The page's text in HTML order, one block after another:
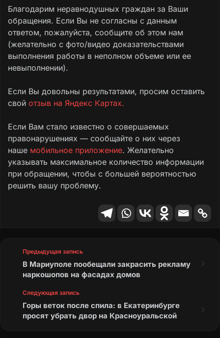
Благодарим неравнодушных граждан за Ваши
обращения. Если Вы не согласны с данным
ответом, пожалуйста, сообщите об этом нам
(желательно с фото/видео доказательствами
выполнения работы в неполном объеме или ее
невыполнении).
Если Вы довольны результатами, просим оставить
свой отзыв на Яндекс Картах.
Если Вам стало известно о совершаемых
правонарушениях — сообщайте о них через
наше мобильное приложение. Желательно
указывать максимальное количество информации
при обращении, чтобы с большей вероятностью
решить вашу проблему.
Предыдущая запись
В Мариуполе пообещали закрасить рекламу
наркошопов на фасадах домов
Следующая запись
Горы веток после спила: в Екатеринбурге
просят убрать двор на Красноуральской